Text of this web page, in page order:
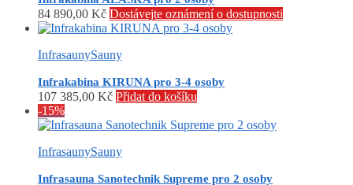
84 890,00 Kč Dostávejte oznámení o dostupnosti
InfrasaunySauny
Infrakabina KIRUNA pro 3-4 osoby
107 385,00 Kč Přidat do košíku
-15%
InfrasaunySauny
Infrasauna Sanotechnik Supreme pro 2 osoby